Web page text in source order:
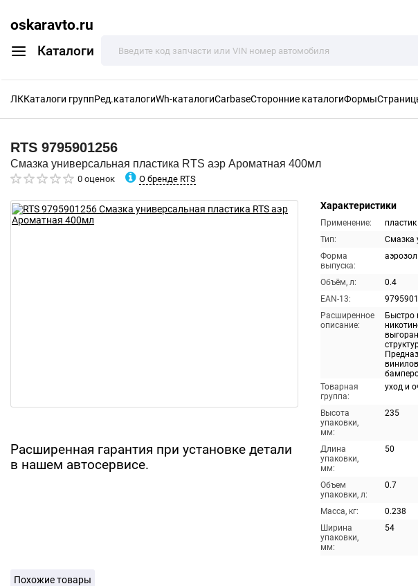
oskaravto.ru
Каталоги
ЛККаталоги группРед.каталогиWh-каталогиCarbaseСторонние каталогиФормы
RTS 9795901256
Смазка универсальная пластика RTS аэр Ароматная 400мл
0 оценок О бренде RTS
Расширенная гарантия при установке детали
в нашем автосервисе.
Характеристики
Применение:
пластик
Тип:
Смазка
Форма
выпуска:
Объём, л:
0.4
EAN-13:
Расширенное
описание:
Быстро
Товарная
группа:
уход и
Высота
упаковки,
мм:
235
Длина
упаковки,
мм:
50
Объем
упаковки, л:
0.7
Масса, кг:
0.238
Ширина
упаковки,
мм:
54
Похожие товары